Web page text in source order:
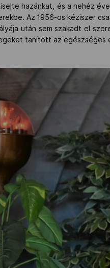
hazánkat, és a nehéz
Az 1956-os kéziszer
után sem szakadt el
tanított az egészséges